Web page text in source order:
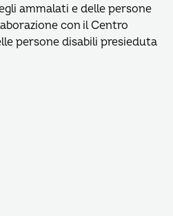
ammalati e delle persone
con il Centro
persone disabili presieduta